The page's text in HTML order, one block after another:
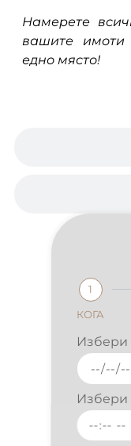
Намерете
вашите имоти
едно място!
Избери ден
Избери час